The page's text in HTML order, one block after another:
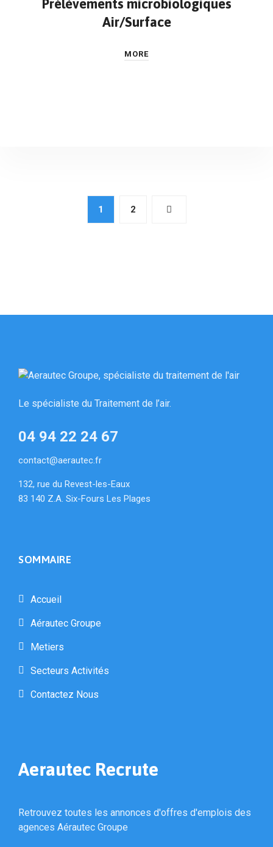
Prélèvements microbiologiques
Air/Surface
MORE
1 2
Le spécialiste du Traitement de l’air.
04 94 22 24 67
contact@aerautec.fr
132, rue du Revest-les-Eaux
83 140 Z.A. Six-Fours Les Plages
SOMMAIRE
Accueil
Aérautec Groupe
Metiers
Secteurs Activités
Contactez Nous
Aerautec Recrute
Retrouvez toutes les annonces d'offres d'emplois des
agences Aérautec Groupe